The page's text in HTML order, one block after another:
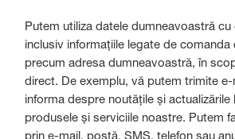
Putem utiliza datele dumneavoastră
inclusiv informațiile legate de comanda
precum adresa dumneavoastră, în
direct. De exemplu, vă putem trimite
informa despre noutățile și actualizările
produsele și serviciile noastre. Putem
prin e-mail, poștă, SMS, telefon sau